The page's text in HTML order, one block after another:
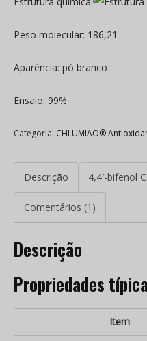
Peso molecular: 186,21
Aparência: pó branco
Ensaio: 99%
Categoria: CHLUMIAO®
Descrição 4,4′-bifenol
Comentários (1)
Descrição
Propriedades
Item